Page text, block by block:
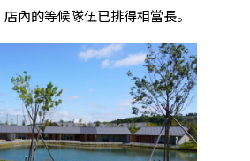
內的等候隊伍已排得相當長。